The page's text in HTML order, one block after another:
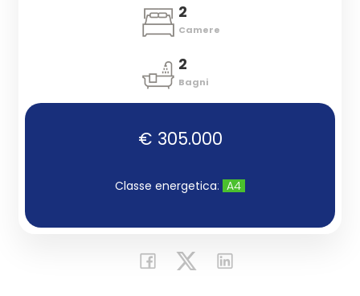
2
Camere
2
Bagni
€ 305.000
Classe energetica: A4
Terreni